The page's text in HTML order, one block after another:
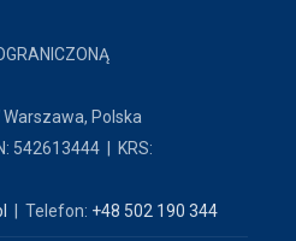
Polska
542613444 | KRS:
| Telefon: +48 502 190 344